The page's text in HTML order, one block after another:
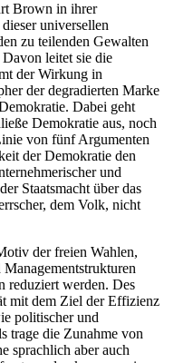
Brown in ihrer
universellen
zu teilenden Gewalten
leitet sie die
der Wirkung in
der degradierten Marke
Dabei geht
Demokratie aus, noch
von fünf Argumenten
der Demokratie den
und
Staatsmacht über das
dem Volk, nicht
der freien Wahlen,
reduziert werden. Des
mit dem Ziel der Effizienz
politischer und
trage die Zunahme von
sprachlich aber auch